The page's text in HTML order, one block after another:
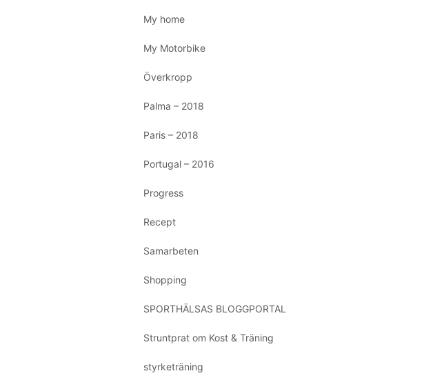
My home
My Motorbike
Överkropp
Palma – 2018
Paris – 2018
Portugal – 2016
Progress
Recept
Samarbeten
Shopping
SPORTHÄLSAS BLOGGPORTAL
Struntprat om Kost & Träning
styrketräning